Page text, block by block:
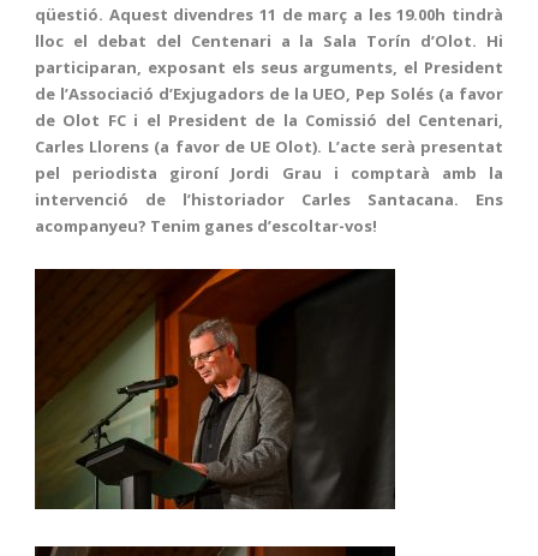
qüestió. Aquest divendres 11 de març a les 19.00h tindrà
lloc el debat del Centenari a la Sala Torín d’Olot. Hi
participaran, exposant els seus arguments, el President
de l’Associació d’Exjugadors de la UEO, Pep Solés (a favor
de Olot FC i el President de la Comissió del Centenari,
Carles Llorens (a favor de UE Olot). L’acte serà presentat
pel periodista gironí Jordi Grau i comptarà amb la
intervenció de l’historiador Carles Santacana. Ens
acompanyeu? Tenim ganes d’escoltar-vos!